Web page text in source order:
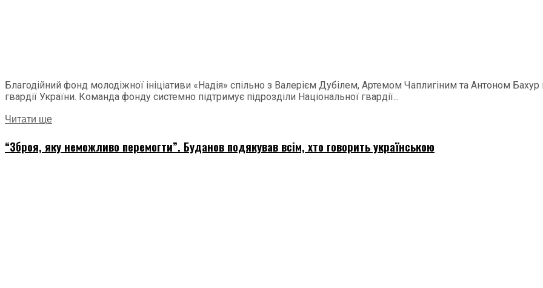
Благодійний фонд молодіжної ініціативи «Надія» спільно з Валерієм Дубілем, Артемом Чаплигіним та Антоном
гвардії України. Команда фонду системно підтримує підрозділи Національної гвардії...
Читати ще
“Зброя, яку неможливо перемогти”. Буданов подякував всім, хто говорить українською